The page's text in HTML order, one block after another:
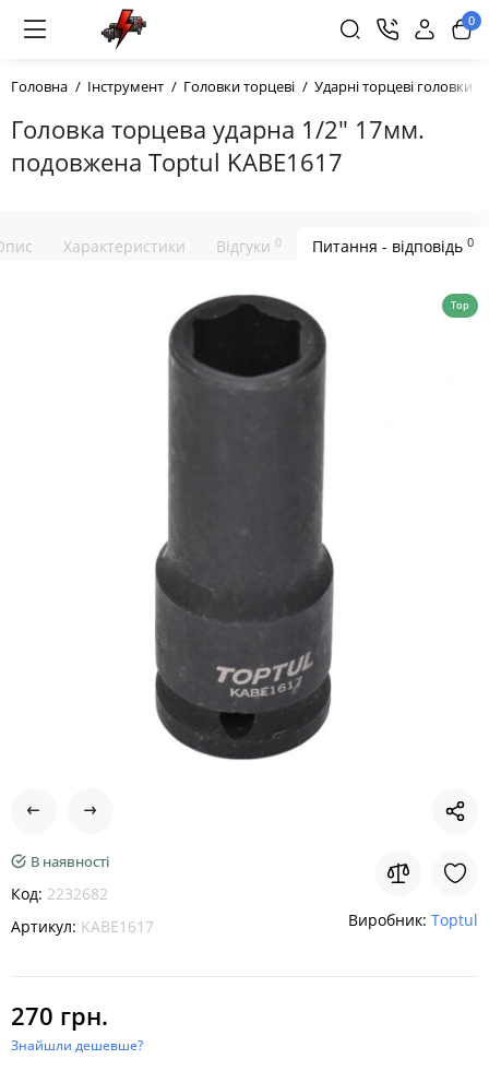
0
Головна Інструмент Головки торцеві Ударні торцеві головки
Головка торцева ударна 1/2" 17мм.
подовжена Toptul KABE1617
Характеристики Відгуки 0 Питання - відповідь 0
Top
В наявності
Код: 2232682
Артикул: KABE1617 Виробник: Toptul
270 грн.
Знайшли дешевше?